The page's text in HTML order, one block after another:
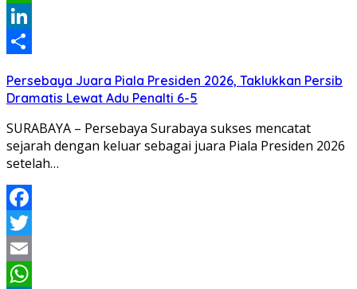
WhatsApp
LinkedIn
Persebaya Juara Piala Presiden 2026, Taklukkan Persib
Dramatis Lewat Adu Penalti 6-5
SURABAYA – Persebaya Surabaya sukses mencatat
sejarah dengan keluar sebagai juara Piala Presiden 2026
setelah…
Facebook
Twitter
Email